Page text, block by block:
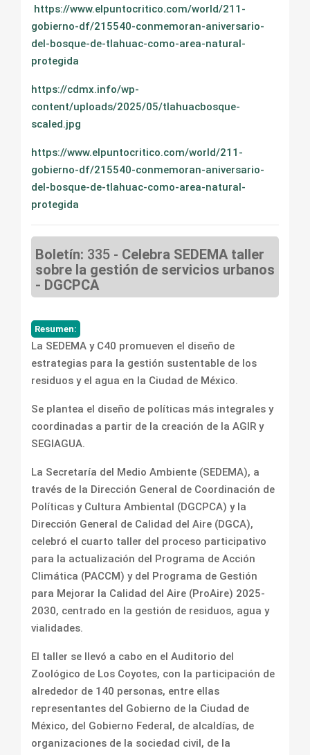
https://www.elpuntocritico.com/world/211-
gobierno-df/215540-conmemoran-aniversario-
del-bosque-de-tlahuac-como-area-natural-
protegida
https://cdmx.info/wp-
content/uploads/2025/05/tlahuacbosque-
scaled.jpg
https://www.elpuntocritico.com/world/211-
gobierno-df/215540-conmemoran-aniversario-
del-bosque-de-tlahuac-como-area-natural-
protegida
Boletín: 335 - Celebra SEDEMA taller
sobre la gestión de servicios urbanos
- DGCPCA
Resumen:
La SEDEMA y C40 promueven el diseño de
estrategias para la gestión sustentable de los
residuos y el agua en la Ciudad de México.
Se plantea el diseño de políticas más integrales y
coordinadas a partir de la creación de la AGIR y
SEGIAGUA.
La Secretaría del Medio Ambiente (SEDEMA), a
través de la Dirección General de Coordinación de
Políticas y Cultura Ambiental (DGCPCA) y la
Dirección General de Calidad del Aire (DGCA),
celebró el cuarto taller del proceso participativo
para la actualización del Programa de Acción
Climática (PACCM) y del Programa de Gestión
para Mejorar la Calidad del Aire (ProAire) 2025-
2030, centrado en la gestión de residuos, agua y
vialidades.
El taller se llevó a cabo en el Auditorio del
Zoológico de Los Coyotes, con la participación de
alrededor de 140 personas, entre ellas
representantes del Gobierno de la Ciudad de
México, del Gobierno Federal, de alcaldías, de
organizaciones de la sociedad civil, de la